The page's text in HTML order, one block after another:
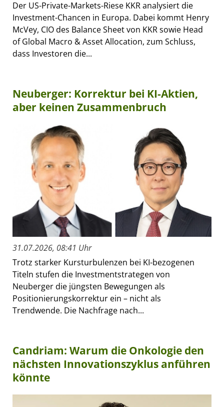
Der US-Private-Markets-Riese KKR analysiert die
Investment-Chancen in Europa. Dabei kommt Henry
McVey, CIO des Balance Sheet von KKR sowie Head
of Global Macro & Asset Allocation, zum Schluss,
dass Investoren die...
Neuberger: Korrektur bei KI-Aktien,
aber keinen Zusammenbruch
31.07.2026, 08:41 Uhr
Trotz starker Kursturbulenzen bei KI-bezogenen
Titeln stufen die Investmentstrategen von
Neuberger die jüngsten Bewegungen als
Positionierungskorrektur ein – nicht als
Trendwende. Die Nachfrage nach...
Candriam: Warum die Onkologie den
nächsten Innovationszyklus anführen
könnte